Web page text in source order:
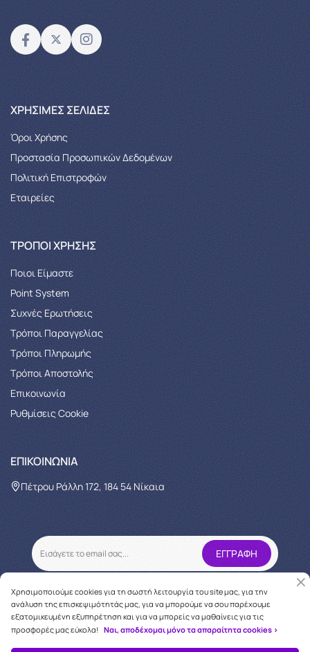
XΡΉΣΙΜΕΣ ΣΕΛΊΔΕΣ
Όροι Χρήσης
Προστασία Προσωπικών Δεδομένων
Πολιτική Επιστροφών
Εταιρείες
ΤΡΌΠΟΙ ΧΡΉΣΗΣ
Ποιοι Είμαστε
Point System
Συχνές Ερωτήσεις
Τρόποι Παραγγελίας
Tρόποι Πληρωμής
Τρόποι Αποστολής
Επικοινωνία
Ρυθμίσεις Cookie
ΕΠΙΚΟΙΝΩΝΊΑ
Πέτρου Ράλλη 172, 184 54 Νίκαια
Χρησιμοποιούμε cookies για τη σωστή λειτουργία του site μας, για την
ανάλυση της επισκεψιμότητάς μας, για να μπορούμε να σου παρέχουμε
εξατομικευμένη εξυπηρέτηση και για να μπορείς να μαθαίνεις για τις
προσφορές μας εύκολα! Ναι, αποδέχομαι μόνο τα απαραίτητα cookies >